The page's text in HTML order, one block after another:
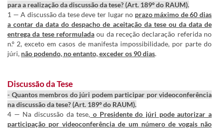
para a realização da discussão da tese? (Art. 189º do RAUM).
1 — A discussão da tese deve ter lugar no prazo máximo de 60 dias
a contar da data do despacho de aceitação da tese ou da data de
entrega da tese reformulada ou da receção declaração referida no
n.º 2, exceto em casos de manifesta impossibilidade, por parte do
júri, não podendo, no entanto, exceder os 90 dias.
Discussão da Tese
- Quantos membros do júri podem participar por videoconferência
na discussão da tese? (Art. 189º do RAUM).
4 — Na discussão da tese, o Presidente do júri pode autorizar a
participação por videoconferência de um número de vogais não